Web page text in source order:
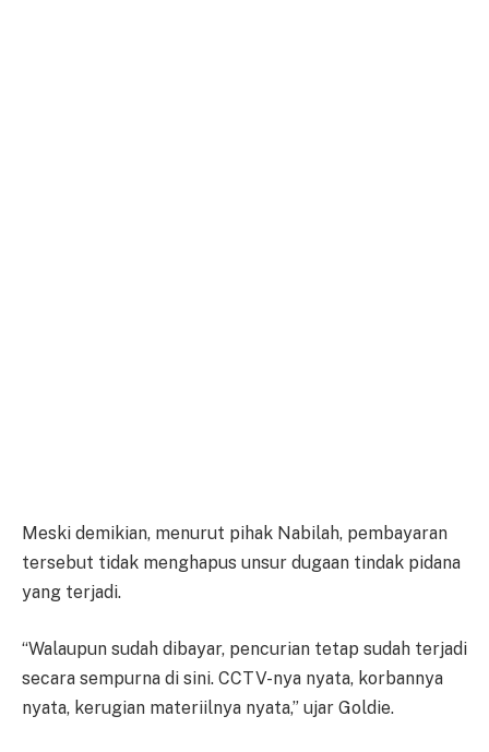
Meski demikian, menurut pihak Nabilah, pembayaran
tersebut tidak menghapus unsur dugaan tindak pidana
yang terjadi.
“Walaupun sudah dibayar, pencurian tetap sudah terjadi
secara sempurna di sini. CCTV-nya nyata, korbannya
nyata, kerugian materiilnya nyata,” ujar Goldie.